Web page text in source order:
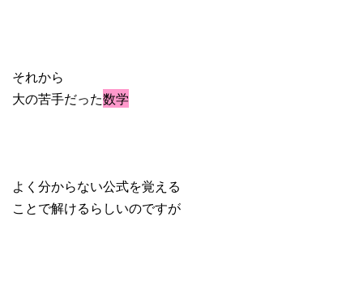
それから
大の苦手だった数学
よく分からない公式を覚える
ことで解けるらしいのですが